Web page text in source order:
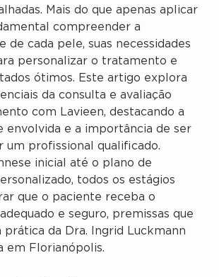
Mais do que apenas aplicar
compreender a
de cada pele, suas necessidades
personalizar o tratamento e
ótimos. Este artigo explora
da consulta e avaliação
com Lavieen, destacando a
envolvida e a importância de ser
um profissional qualificado.
inicial até o plano de
todos os estágios
que o paciente receba o
e seguro, premissas que
prática da Dra. Ingrid Luckmann
em Florianópolis.